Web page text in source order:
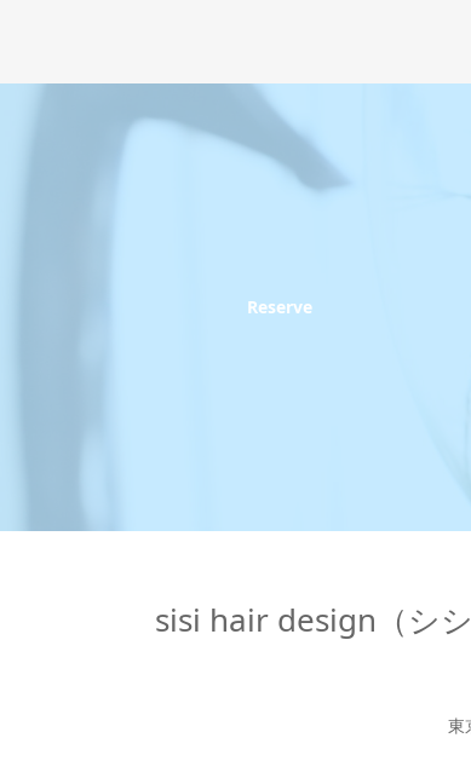
Reserve
sisi hair design（シ
東